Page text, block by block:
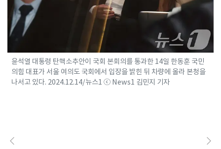
윤석열 대통령 탄핵소추안이 국회 본회의를 통과한 14일 한동훈 국민
의힘 대표가 서울 여의도 국회에서 입장을 밝힌 뒤 차량에 올라 본청을
나서고 있다. 2024.12.14/뉴스1 ⓒ News1 김민지 기자